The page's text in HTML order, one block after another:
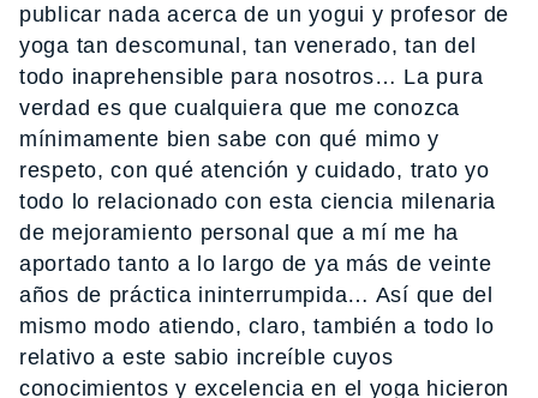
publicar nada acerca de un yogui y profesor de
yoga tan descomunal, tan venerado, tan del
todo inaprehensible para nosotros… La pura
verdad es que cualquiera que me conozca
mínimamente bien sabe con qué mimo y
respeto, con qué atención y cuidado, trato yo
todo lo relacionado con esta ciencia milenaria
de mejoramiento personal que a mí me ha
aportado tanto a lo largo de ya más de veinte
años de práctica ininterrumpida… Así que del
mismo modo atiendo, claro, también a todo lo
relativo a este sabio increíble cuyos
conocimientos y excelencia en el yoga hicieron